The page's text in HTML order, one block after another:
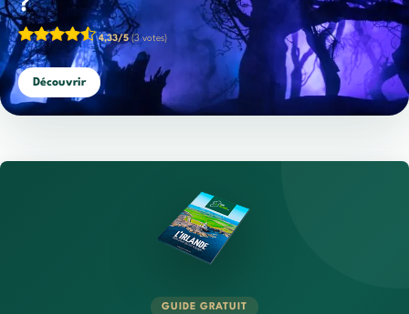
?
4,33/5(3 votes)
Découvrir
GUIDE GRATUIT